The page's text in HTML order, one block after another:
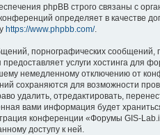
phpBB строго связаны с
определяет в качестве
https://www.phpbb.com/.
порнографических сообщений,
услуги хостинга для
немедленному отключению от
сохраняются для возможности
удалить, отредактировать,
вами информация будет
конференции «Форумы GIS-
доступу к ней.